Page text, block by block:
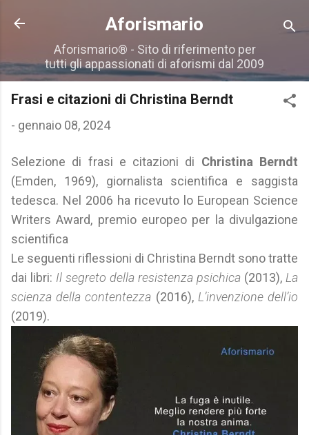
Passa ai contenuti principali
Aforismario
Aforismario® - Sito di riferimento per
tutti gli appassionati di aforismi dal 2009
Frasi e citazioni di Christina Berndt
- gennaio 08, 2024
Selezione di frasi e citazioni di Christina Berndt
(Emden, 1969), giornalista scientifica e saggista
tedesca. Nel 2006 ha ricevuto lo European Science
Writers Award, premio europeo per la divulgazione
scientifica
Le seguenti riflessioni di Christina Berndt sono tratte
dai libri: Il segreto della resistenza psichica (2013), La
scienza della contentezza (2016), L’invenzione dell’io
(2019).